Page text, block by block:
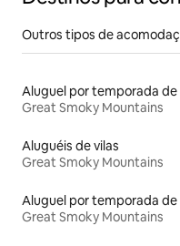
Outros tipos de
Great Smoky Mountains
Aluguéis de vilas
Great Smoky Mountains
Great Smoky Mountains